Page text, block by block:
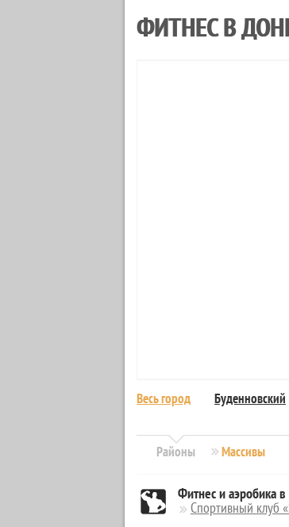
ФИТНЕС В
Районы
Весь город Буденновский
Массивы
Фитнес и аэробика
Спортивный клуб